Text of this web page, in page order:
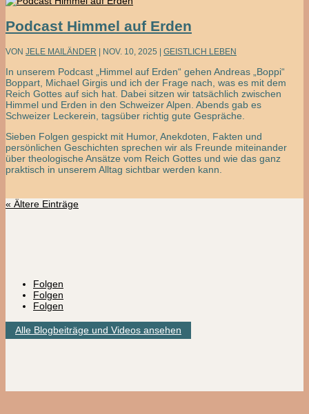
Podcast Himmel auf Erden
VON JELE MAILÄNDER | NOV. 10, 2025 | GEISTLICH LEBEN
In unserem Podcast „Himmel auf Erden“ gehen Andreas „Boppi“
Boppart, Michael Girgis und ich der Frage nach, was es mit dem
Reich Gottes auf sich hat. Dabei sitzen wir tatsächlich zwischen
Himmel und Erden in den Schweizer Alpen. Abends gab es
Schweizer Leckerein, tagsüber richtig gute Gespräche.
Sieben Folgen gespickt mit Humor, Anekdoten, Fakten und
persönlichen Geschichten sprechen wir als Freunde miteinander
über theologische Ansätze vom Reich Gottes und wie das ganz
praktisch in unserem Alltag sichtbar werden kann.
« Ältere Einträge
Folgen
Folgen
Folgen
Alle Blogbeiträge und Videos ansehen